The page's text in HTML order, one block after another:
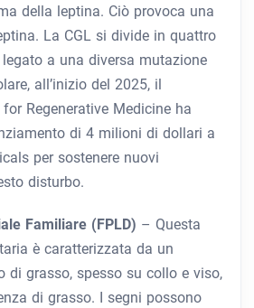
della leptina. Ciò provoca una
La CGL si divide in quattro
a una diversa mutazione
all’inizio del 2025, il
Regenerative Medicine ha
di 4 milioni di dollari a
per sostenere nuovi
disturbo.
Familiare (FPLD) – Questa
è caratterizzata da un
di grasso, spesso su collo e viso,
di grasso. I segni possono